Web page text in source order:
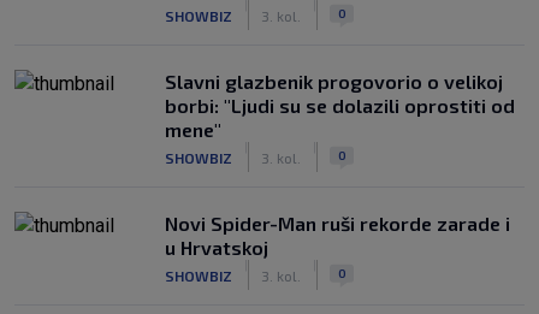
SHOWBIZ 3. kol. 0
Slavni glazbenik progovorio o velikoj
borbi: "Ljudi su se dolazili oprostiti od
mene"
SHOWBIZ 3. kol. 0
Novi Spider-Man ruši rekorde zarade i
u Hrvatskoj
SHOWBIZ 3. kol. 0